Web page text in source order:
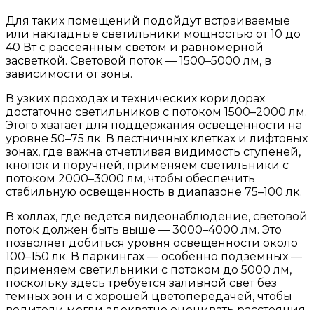
Для таких помещений подойдут встраиваемые
или накладные светильники мощностью от 10 до
40 Вт с рассеянным светом и равномерной
засветкой. Световой поток — 1500–5000 лм, в
зависимости от зоны.
В узких проходах и технических коридорах
достаточно светильников с потоком 1500–2000 лм.
Этого хватает для поддержания освещенности на
уровне 50–75 лк. В лестничных клетках и лифтовых
зонах, где важна отчетливая видимость ступеней,
кнопок и поручней, применяем светильники с
потоком 2000–3000 лм, чтобы обеспечить
стабильную освещенность в диапазоне 75–100 лк.
В холлах, где ведется видеонаблюдение, световой
поток должен быть выше — 3000–4000 лм. Это
позволяет добиться уровня освещенности около
100–150 лк. В паркингах — особенно подземных —
применяем светильники с потоком до 5000 лм,
поскольку здесь требуется заливной свет без
темных зон и с хорошей цветопередачей, чтобы